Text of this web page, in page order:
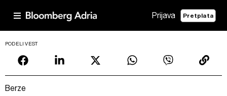
Prijava Pretplata
PODELI VEST
Berze